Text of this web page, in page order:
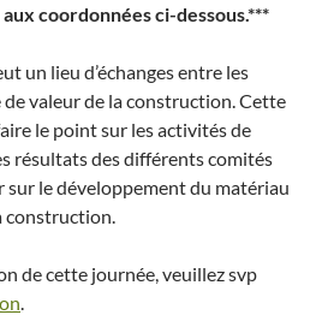
coordonnées ci-dessous.***
un lieu d’échanges entre les
valeur de la construction. Cette
le point sur les activités de
résultats des différents comités
le développement du matériau
construction.
de cette journée, veuillez svp